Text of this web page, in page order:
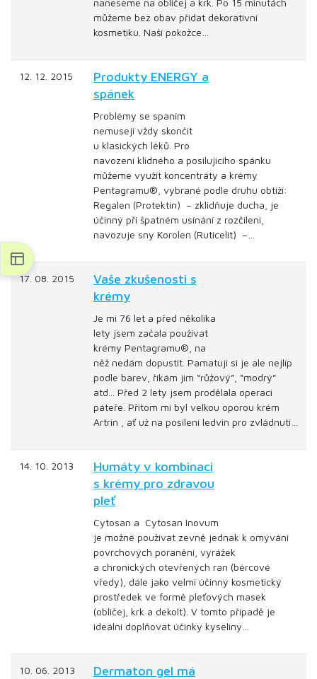
naneseme na obličej a krk. Po 15 minutách
můžeme bez obav přidat dekorativní
kosmetiku. Naší pokožce…
12. 12. 2015
Produkty ENERGY a
spánek
Problémy se spaním
nemusejí vždy skončit
u klasických léků. Pro
navození klidného a posilujícího spánku
můžeme využít koncentráty a krémy
Pentagramu®, vybrané podle druhu obtíží:
Regalen (Protektin) – zklidňuje ducha, je
účinný při špatném usínání z rozčilení,
navozuje sny Korolen (Ruticelit) –…
17. 08. 2015
Vaše zkušenosti s
krémy
Je mi 76 let a před několika
lety jsem začala používat
krémy Pentagramu®, na
něž nedám dopustit. Pamatuji si je ale nejlíp
podle barev, říkám jim “růžový”, “modrý”
atd... Před 2 lety jsem prodělala operaci
páteře. Přitom mi byl velkou oporou krém
Artrin , ať už na posílení ledvin pro zvládnutí…
14. 10. 2013
Humáty v kombinaci
s krémy pro zdravou
pleť
Cytosan a Cytosan Inovum
je možné používat zevně jednak k omývání
povrchových poranění, vyrážek
a chronických otevřených ran (bércové
vředy), dále jako velmi účinný kosmetický
prostředek ve formě pleťových masek
(obličej, krk a dekolt). V tomto případě je
ideální doplňovat účinky kyseliny…
10. 06. 2013
Dermaton gel má